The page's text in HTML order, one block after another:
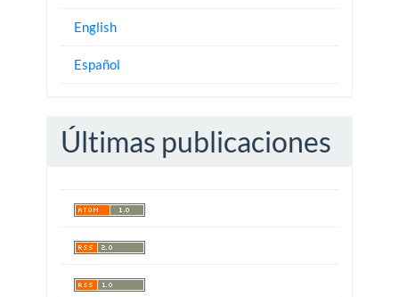
English
Español
Últimas publicaciones